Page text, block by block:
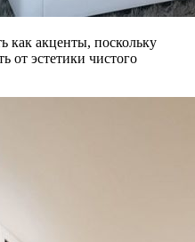
как акценты, поскольку
от эстетики чистого